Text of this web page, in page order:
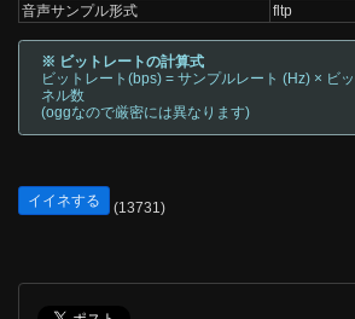
音声サンプル形式
fltp
※ ビットレートの計算式
ビットレート(bps) = サンプルレート (Hz) × ビ
ネル数
(oggなので厳密には異なります)
イイネする (13731)